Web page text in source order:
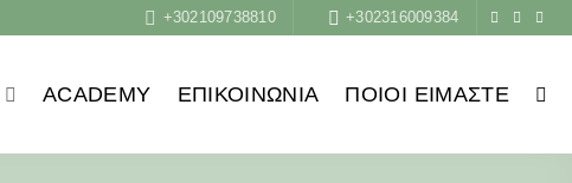
+302109738810 +302316009384
ACADEMY ΕΠΙΚΟΙΝΩΝΙΑ ΠΟΙΟΙ ΕΊΜΑΣΤΕ